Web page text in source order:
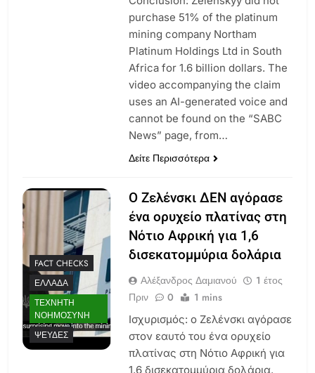
purchase 51% of the platinum
mining company Northam
Platinum Holdings Ltd in South
Africa for 1.6 billion dollars. The
video accompanying the claim
uses an AI-generated voice and
cannot be found on the “SABC
News” page, from…
Δείτε Περισσότερα
FACT CHECKS
ΕΛΛΆΔΑ
ΤΕΧΝΗΤΉ
ΝΟΗΜΟΣΎΝΗ
ΨΕΥΔΈΣ
Ο Ζελένσκι ΔΕΝ αγόρασε
ένα ορυχείο πλατίνας στη
Νότιο Αφρική για 1,6
δισεκατομμύρια δολάρια
Αλέξανδρος Δαμιανού
1 έτος
Πριν
0 1 mins
Ισχυρισμός: ο Ζελένσκι αγόρασε
στον εαυτό του ένα ορυχείο
πλατίνας στη Νότιο Αφρική για
1,6 δισεκατομμύρια δολάρια.